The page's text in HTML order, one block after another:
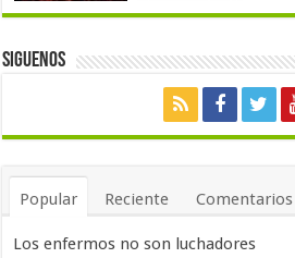
Siguenos
Popular Reciente Comentarios
Los enfermos no son luchadores